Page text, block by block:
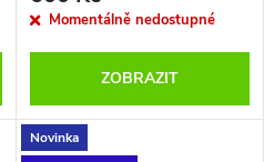
Momentálně nedostupné
ZOBRAZIT
Novinka